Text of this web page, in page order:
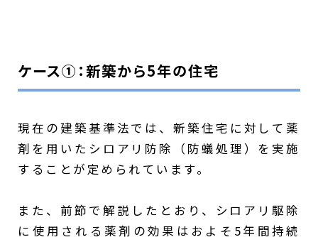
ケース①：新築から5年の住宅
現在の建築基準法では、新築住宅に対して薬
剤を用いたシロアリ防除（防蟻処理）を実施
することが定められています。
また、前節で解説したとおり、シロアリ駆除
に使用される薬剤の効果はおよそ5年間持続